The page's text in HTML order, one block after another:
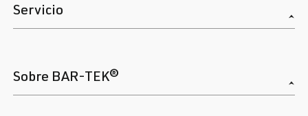
Servicio
Sobre BAR-TEK®